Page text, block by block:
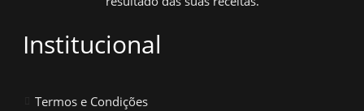
Institucional
Termos e Condições